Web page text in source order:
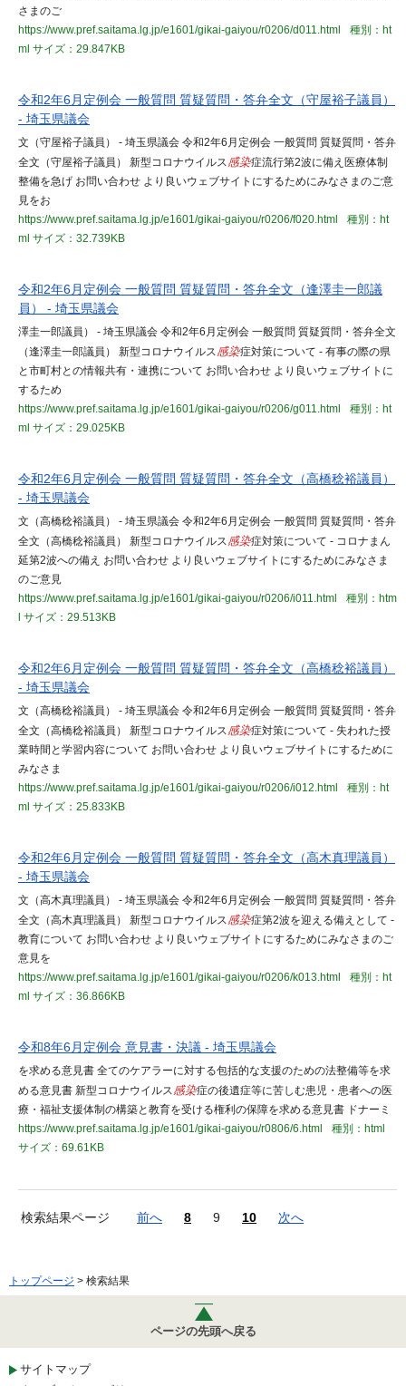
さまのご
https://www.pref.saitama.lg.jp/e1601/gikai-gaiyou/r0206/d011.html
種別：ht
ml サイズ：29.847KB
令和2年6月定例会 一般質問 質疑質問・答弁全文（守屋裕子議員）
- 埼玉県議会
文（守屋裕子議員） - 埼玉県議会 令和2年6月定例会 一般質問 質疑質問・答弁
全文（守屋裕子議員） 新型コロナウイルス感染症流行第2波に備え医療体制
整備を急げ お問い合わせ より良いウェブサイトにするためにみなさまのご意
見をお
https://www.pref.saitama.lg.jp/e1601/gikai-gaiyou/r0206/f020.html
種別：ht
ml サイズ：32.739KB
令和2年6月定例会 一般質問 質疑質問・答弁全文（逢澤圭一郎議
員） - 埼玉県議会
澤圭一郎議員） - 埼玉県議会 令和2年6月定例会 一般質問 質疑質問・答弁全文
（逢澤圭一郎議員） 新型コロナウイルス感染症対策について - 有事の際の県
と市町村との情報共有・連携について お問い合わせ より良いウェブサイトに
するため
https://www.pref.saitama.lg.jp/e1601/gikai-gaiyou/r0206/g011.html
種別：ht
ml サイズ：29.025KB
令和2年6月定例会 一般質問 質疑質問・答弁全文（高橋稔裕議員）
- 埼玉県議会
文（高橋稔裕議員） - 埼玉県議会 令和2年6月定例会 一般質問 質疑質問・答弁
全文（高橋稔裕議員） 新型コロナウイルス感染症対策について - コロナまん
延第2波への備え お問い合わせ より良いウェブサイトにするためにみなさま
のご意見
https://www.pref.saitama.lg.jp/e1601/gikai-gaiyou/r0206/i011.html
種別：htm
サイズ：29.513KB
令和2年6月定例会 一般質問 質疑質問・答弁全文（高橋稔裕議員）
- 埼玉県議会
文（高橋稔裕議員） - 埼玉県議会 令和2年6月定例会 一般質問 質疑質問・答弁
全文（高橋稔裕議員） 新型コロナウイルス感染症対策について - 失われた授
業時間と学習内容について お問い合わせ より良いウェブサイトにするために
みなさま
https://www.pref.saitama.lg.jp/e1601/gikai-gaiyou/r0206/i012.html
種別：ht
ml サイズ：25.833KB
令和2年6月定例会 一般質問 質疑質問・答弁全文（高木真理議員）
- 埼玉県議会
文（高木真理議員） - 埼玉県議会 令和2年6月定例会 一般質問 質疑質問・答弁
全文（高木真理議員） 新型コロナウイルス感染症第2波を迎える備えとして -
教育について お問い合わせ より良いウェブサイトにするためにみなさまのご
意見を
https://www.pref.saitama.lg.jp/e1601/gikai-gaiyou/r0206/k013.html
種別：ht
ml サイズ：36.866KB
令和8年6月定例会 意見書・決議 - 埼玉県議会
を求める意見書 全てのケアラーに対する包括的な支援のための法整備等を求
める意見書 新型コロナウイルス感染症の後遺症等に苦しむ患児・患者への医
療・福祉支援体制の構築と教育を受ける権利の保障を求める意見書 ドナーミ
https://www.pref.saitama.lg.jp/e1601/gikai-gaiyou/r0806/6.html
種別：html
サイズ：69.61KB
検索結果ページ 前へ 8 9 10 次へ
トップページ > 検索結果
ページの先頭へ戻る
サイトマップ